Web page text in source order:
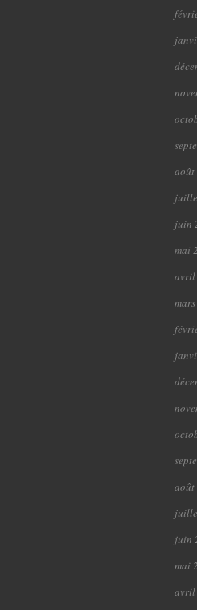
août
juin
mai
avril
août
juin
mai
avril